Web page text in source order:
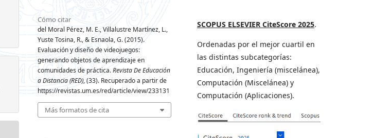
Cómo citar
del Moral Pérez, M. E., Villalustre Martínez, L.,
Yuste Tosina, R., & Esnaola, G. (2015).
Evaluación y diseño de videojuegos:
generando objetos de aprendizaje en
comunidades de práctica.Revista De Educación
a Distancia (RED), (33). Recuperado a partir de
https://revistas.um.es/red/article/view/233131
Más formatos de cita
SCOPUS ELSEVIER CiteScore 2025.
Ordenadas por el mejor cuartil en
las distintas subcategorías:
Educación, Ingeniería (miscelánea),
Computación (Miscelánea) y
Computación (Aplicaciones).